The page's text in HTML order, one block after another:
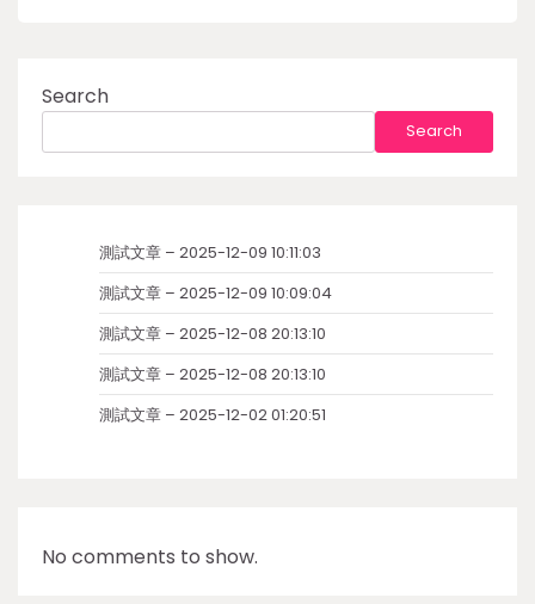
Search
Search
測試文章 – 2025-12-09 10:11:03
測試文章 – 2025-12-09 10:09:04
測試文章 – 2025-12-08 20:13:10
測試文章 – 2025-12-08 20:13:10
測試文章 – 2025-12-02 01:20:51
No comments to show.